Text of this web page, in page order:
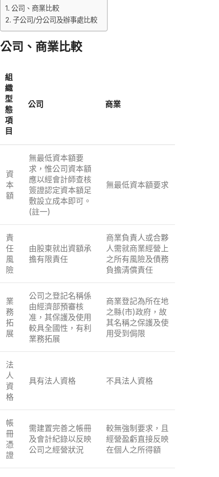
公司、商業比較
子公司/分公司及辦事處比較
公司、商業比較
組
織
型
態
項
目
公司 商業
資
本
額
無最低資本額要
求，惟公司資本額
應以經會計師查核
簽證認定資本額足
敷設立成本即可。
(註一)
無最低資本額要求
責
任
風
險
由股東就出資額承
擔有限責任
商業負責人或合夥
人需就商業經營上
之所有風險及債務
負擔清償責任
業
務
拓
展
公司之登記名稱係
由經濟部預審核
准，其保護及使用
較具全國性，有利
業務拓展
商業登記為所在地
之縣(市)政府，故
其名稱之保護及使
用受到侷限
法
人
資
格
具有法人資格 不具法人資格
帳
冊
憑
證
需建置完善之帳冊
及會計紀錄以反映
公司之經營狀況
較無強制要求，且
經營盈虧直接反映
在個人之所得額